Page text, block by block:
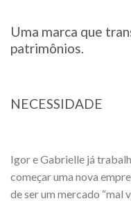
Uma marca que
patrimônios.
NECESSIDADE
Igor e Gabrielle já
começar uma nova
de ser um mercado “mal